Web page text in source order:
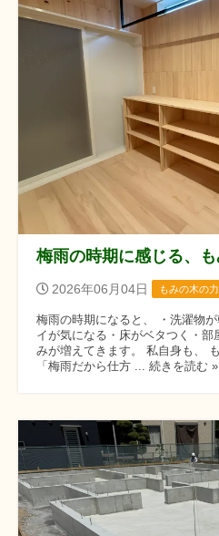
梅雨の時期に感じる、
2026年06月04日 もみの木の力
梅雨の時期になると、 ・洗濯物
イが気になる・床がベタつく・
みが増えてきます。 私自身も、
「梅雨だから仕方 ... 続きを読む »